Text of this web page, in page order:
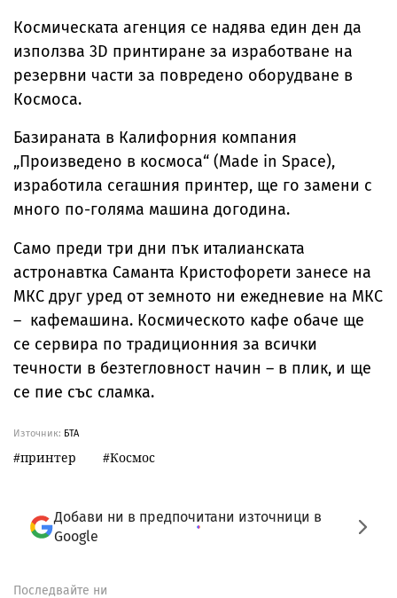
Космическата агенция се надява един ден да
използва 3D принтиране за изработване на
резервни части за повредено оборудване в
Космоса.
Базираната в Калифорния компания
„Произведено в космоса“ (Made in Space),
изработила сегашния принтер, ще го замени с
много по-голяма машина догодина.
Само преди три дни пък италианската
астронавтка Саманта Кристофорети занесе на
МКС друг уред от земното ни ежедневие на МКС
– кафемашина. Космическото кафе обаче ще
се сервира по традиционния за всички
течности в безтегловност начин – в плик, и ще
се пие със сламка.
Източник: БТА
принтер Космос
Добави ни в предпочитани източници в
Google
Последвайте ни